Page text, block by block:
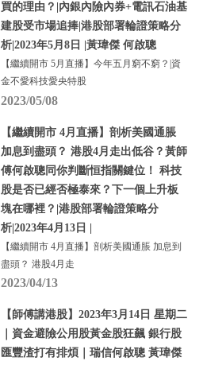
買的理由？|內銀內險內券+電訊石油基
建股受市場追捧|港股部署輪證策略分
析|2023年5月8日 |黃瑋傑 何啟聰
【繼續開市 5月直播】今年五月窮不窮？|資
金不愛科技愛央特股
2023/05/08
【繼續開市 4月直播】剖析美國通脹
加息到盡頭？ 港股4月走出低谷？黃師
傅何啟聰同你判斷恒指關鍵位！ 科技
股是否已經否極泰來？下一個上升板
塊在哪裡？|港股部署輪證策略分
析|2023年4月13日 |
【繼續開市 4月直播】剖析美國通脹 加息到
盡頭？ 港股4月走
2023/04/13
【師傅講港股】2023年3月14日 星期二
｜資金避險公用股黃金股狂飆 銀行股
匯豐渣打有排煩｜瑞信何啟聰 黃瑋傑